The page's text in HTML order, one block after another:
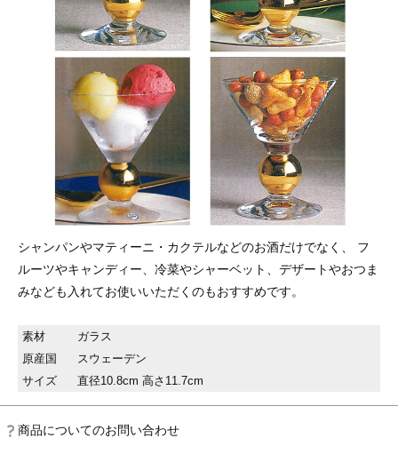
シャンパンやマティーニ・カクテルなどのお酒だけでなく、 フ
ルーツやキャンディー、冷菜やシャーベット、デザートやおつま
みなども入れてお使いいただくのもおすすめです。
素材
ガラス
原産国
スウェーデン
サイズ
直径10.8cm 高さ11.7cm
商品についてのお問い合わせ